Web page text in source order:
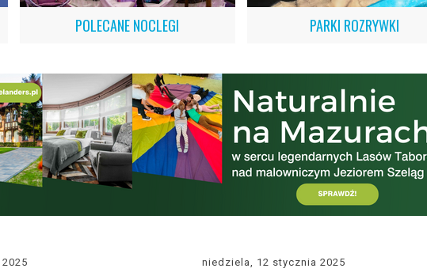
POLECANE NOCLEGI PARKI ROZRYWKI
niedziela, 12 stycznia 2025